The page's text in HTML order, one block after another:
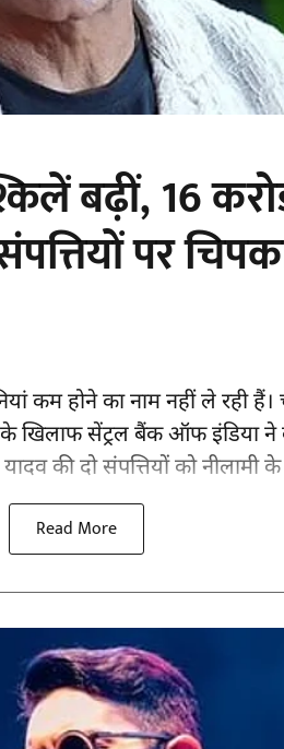
बढ़ीं, 16
पर
कम होने का नाम नहीं ले रही
के खिलाफ सेंट्रल बैंक ऑफ इंडिया ने
की दो संपत्तियों को नीलामी के
Read More